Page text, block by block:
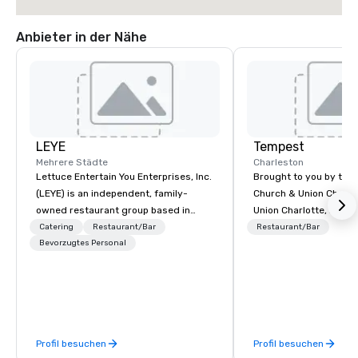
Anbieter in der Nähe
LEYE
Mehrere Städte
Lettuce Entertain You Enterprises, Inc.
(LEYE) is an independent, family-
owned restaurant group based in
Chicago that owns, manages and
licenses more than 130
opening of R.J. Grunts and today,
Catering
Restaurant/Bar
Bevorzugtes Personal
Profil besuchen
Tempest
Charleston
Brought to you by the
Church & Union
Union Charlotte, La
Church & Union
hyper-local,
Restaurant/Bar
Profil besuchen